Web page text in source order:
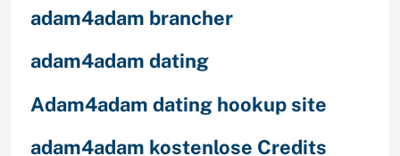
adam4adam brancher
adam4adam dating
Adam4adam dating hookup site
adam4adam kostenlose Credits